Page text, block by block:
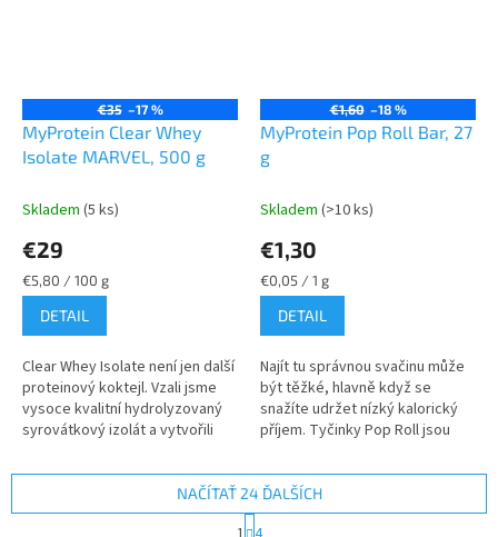
€35 –17 %
MyProtein Clear Whey
Isolate MARVEL, 500 g
Skladem (5 ks)
€29
Jednotková
cena:
€5,80 / 100 g
DETAIL
Clear Whey Isolate není jen další
proteinový koktejl. Vzali jsme
vysoce kvalitní hydrolyzovaný
syrovátkový izolát a vytvořili
která je více...
€1,60 –18 %
MyProtein Pop Roll Bar, 27
g
Skladem (>10 ks)
€1,30
Jednotková
cena:
€0,05 / 1 g
DETAIL
Najít tu správnou svačinu může
být těžké, hlavně když se
snažíte udržet nízký kalorický
příjem. Tyčinky Pop Roll jsou
soustu a určitě se brzy...
NAČÍTAŤ 24 ĎALŠÍCH